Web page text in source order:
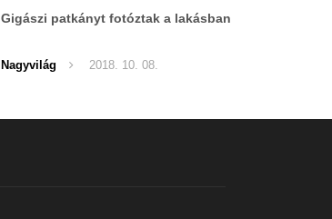
Gigászi patkányt fotóztak a lakásban
Nagyvilág 2018. 10. 08.